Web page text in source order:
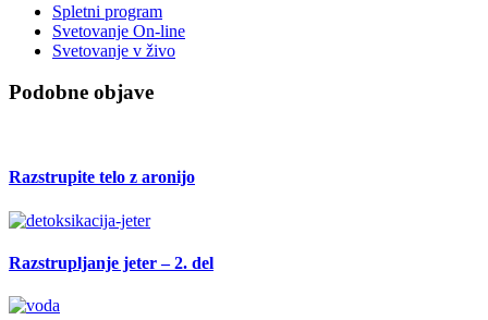
Spletni program
Svetovanje On-line
Svetovanje v živo
Podobne objave
Razstrupite telo z aronijo
Razstrupljanje jeter – 2. del